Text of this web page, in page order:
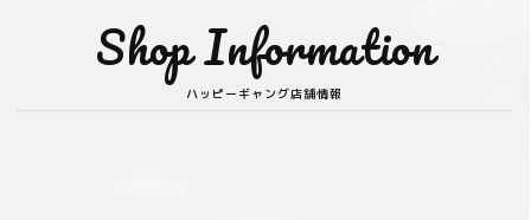
Shop Information
ハッピーギャング店舗情報